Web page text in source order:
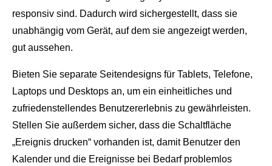
responsiv sind. Dadurch wird sichergestellt, dass sie
unabhängig vom Gerät, auf dem sie angezeigt werden,
gut aussehen.
Bieten Sie separate Seitendesigns für Tablets, Telefone,
Laptops und Desktops an, um ein einheitliches und
zufriedenstellendes Benutzererlebnis zu gewährleisten.
Stellen Sie außerdem sicher, dass die Schaltfläche
„Ereignis drucken“ vorhanden ist, damit Benutzer den
Kalender und die Ereignisse bei Bedarf problemlos